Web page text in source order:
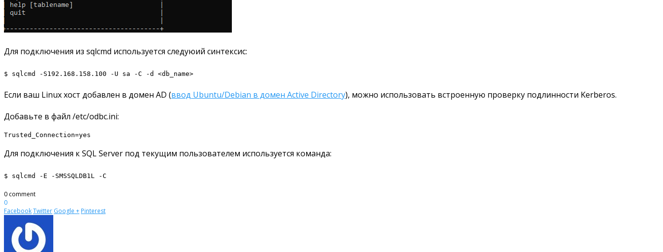
Для подключения из sqlcmd используется следуюий синтексис:
$ sqlcmd -S192.168.158.100 -U sa -C -d <db_name>
Если ваш Linux хост добавлен в домен AD (ввод Ubuntu/Debian в домен Active Directory), можно использовать встроенную проверку подлинности Kerberos.
Добавьте в файл /etc/odbc.ini:
Trusted_Connection=yes
Для подключения к SQL Server под текущим пользователем используется команда:
$ sqlcmd -E -SMSSQLDB1L -C
0 comment
0
FacebookTwitter Google + Pinterest